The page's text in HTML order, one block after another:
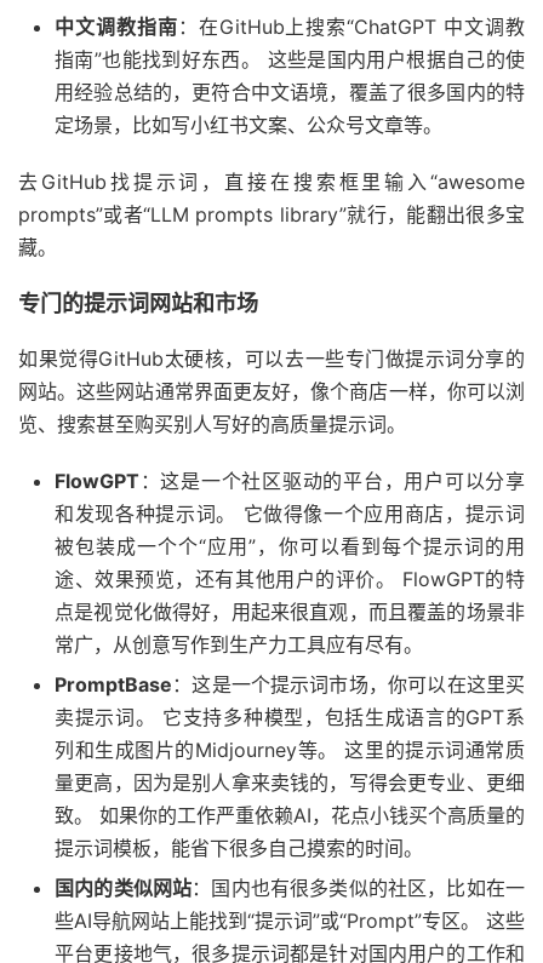
中文调教指南 ：在GitHub上搜索“ChatGPT 中文调教
指南”也能找到好东西。 这些是国内用户根据自己的使
用经验总结的，更符合中文语境，覆盖了很多国内的特
定场景，比如写小红书文案、公众号文章等。
去GitHub找提示词，直接在搜索框里输入“awesome
prompts”或者“LLM prompts library”就行，能翻出很多宝
藏。
专门的提示词网站和市场
如果觉得GitHub太硬核，可以去一些专门做提示词分享的
网站。这些网站通常界面更友好，像个商店一样，你可以浏
览、搜索甚至购买别人写好的高质量提示词。
FlowGPT ：这是一个社区驱动的平台，用户可以分享
和发现各种提示词。 它做得像一个应用商店，提示词
被包装成一个个“应用”，你可以看到每个提示词的用
途、效果预览，还有其他用户的评价。 FlowGPT的特
点是视觉化做得好，用起来很直观，而且覆盖的场景非
常广，从创意写作到生产力工具应有尽有。
PromptBase ：这是一个提示词市场，你可以在这里买
卖提示词。 它支持多种模型，包括生成语言的GPT系
列和生成图片的Midjourney等。 这里的提示词通常质
量更高，因为是别人拿来卖钱的，写得会更专业、更细
致。 如果你的工作严重依赖AI，花点小钱买个高质量的
提示词模板，能省下很多自己摸索的时间。
国内的类似网站：国内也有很多类似的社区，比如在一
些AI导航网站上能找到“提示词”或“Prompt”专区。 这些
平台更接地气，很多提示词都是针对国内用户的工作和